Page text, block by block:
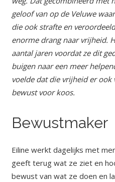
geloof van op de Veluwe
die ook strafte en
enorme drang naar vrijheid.
aantal jaren voordat ze dit
buigen naar een meer
voelde dat die vrijheid er ook
bewust voor koos.
Bewustmaker
Eiline werkt dagelijks met
geeft terug wat ze ziet en
bewust van wat ze doen en